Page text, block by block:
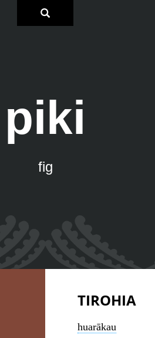
piki
fig
TIROHIA
huarākau